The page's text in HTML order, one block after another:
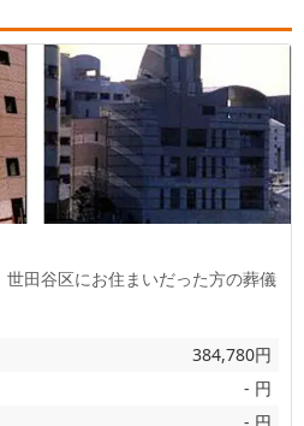
世田谷区にお住まいだった方の葬儀
384,780円
- 円